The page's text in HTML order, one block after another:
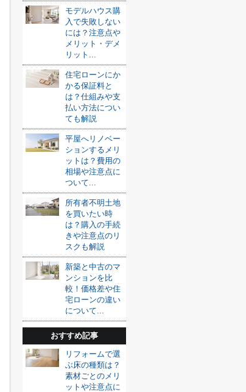
モデルハウス購
入で失敗しない
には？注意点や
メリット・デメ
リット...
住宅ローンにか
かる保証料と
は？仕組みや支
払い方法につい
ても解説
平屋へリノベー
ションするメリ
ットは？費用の
相場や注意点に
ついて...
所有者不明土地
を買いたい時
は？購入の手続
きや注意点のリ
スクも解説
新築と中古のマ
ンションを比
較！価格差や住
宅ローンの違い
について...
おすすめ記事
リフォームで選
ぶ床の種類は？
素材ごとのメリ
ットや注意点に